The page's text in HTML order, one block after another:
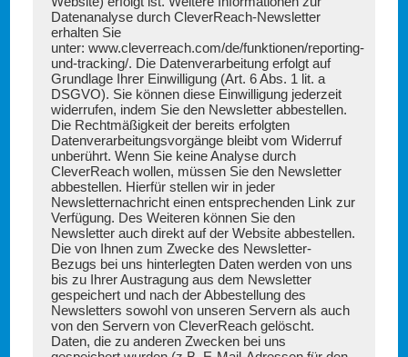
Datenanalyse durch CleverReach-Newsletter
erhalten Sie
unter:www.cleverreach.com/de/funktionen/reporting-
und-tracking/. Die Datenverarbeitung erfolgt auf
Grundlage Ihrer Einwilligung (Art. 6 Abs. 1 lit. a
DSGVO). Sie können diese Einwilligung jederzeit
widerrufen, indem Sie den Newsletter abbestellen.
Die Rechtmäßigkeit der bereits erfolgten
Datenverarbeitungsvorgänge bleibt vom Widerruf
unberührt. Wenn Sie keine Analyse durch
CleverReach wollen, müssen Sie den Newsletter
abbestellen. Hierfür stellen wir in jeder
Newsletternachricht einen entsprechenden Link zur
Verfügung. Des Weiteren können Sie den
Newsletter auch direkt auf der Website abbestellen.
Die von Ihnen zum Zwecke des Newsletter-
Bezugs bei uns hinterlegten Daten werden von uns
bis zu Ihrer Austragung aus dem Newsletter
gespeichert und nach der Abbestellung des
Newsletters sowohl von unseren Servern als auch
von den Servern von CleverReach gelöscht.
Daten, die zu anderen Zwecken bei uns